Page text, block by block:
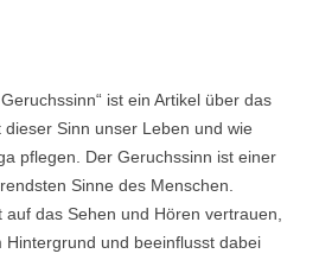
ist ein Artikel über das
Sinn unser Leben und wie
pflegen. Der Geruchssinn ist einer
Sinne des Menschen.
das Sehen und Hören vertrauen,
Hintergrund und beeinflusst dabei